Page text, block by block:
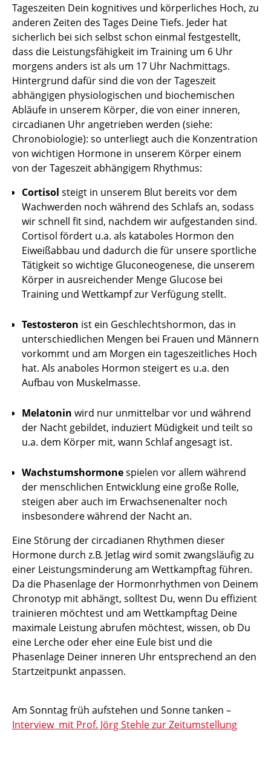
Tageszeiten Dein kognitives und körperliches Hoch, zu
anderen Zeiten des Tages Deine Tiefs. Jeder hat
sicherlich bei sich selbst schon einmal festgestellt,
dass die Leistungsfähigkeit im Training um 6 Uhr
morgens anders ist als um 17 Uhr Nachmittags.
Hintergrund dafür sind die von der Tageszeit
abhängigen physiologischen und biochemischen
Abläufe in unserem Körper, die von einer inneren,
circadianen Uhr angetrieben werden (siehe:
Chronobiologie): so unterliegt auch die Konzentration
von wichtigen Hormone in unserem Körper einem
von der Tageszeit abhängigem Rhythmus:
Cortisol steigt in unserem Blut bereits vor dem
Wachwerden noch während des Schlafs an, sodass
wir schnell fit sind, nachdem wir aufgestanden sind.
Cortisol fördert u.a. als kataboles Hormon den
Eiweißabbau und dadurch die für unsere sportliche
Tätigkeit so wichtige Gluconeogenese, die unserem
Körper in ausreichender Menge Glucose bei
Training und Wettkampf zur Verfügung stellt.
Testosteron ist ein Geschlechtshormon, das in
unterschiedlichen Mengen bei Frauen und Männern
vorkommt und am Morgen ein tageszeitliches Hoch
hat. Als anaboles Hormon steigert es u.a. den
Aufbau von Muskelmasse.
Melatonin wird nur unmittelbar vor und während
der Nacht gebildet, induziert Müdigkeit und teilt so
u.a. dem Körper mit, wann Schlaf angesagt ist.
Wachstumshormonespielen vor allem während
der menschlichen Entwicklung eine große Rolle,
steigen aber auch im Erwachsenenalter noch
insbesondere während der Nacht an.
Eine Störung der circadianen Rhythmen dieser
Hormone durch z.B. Jetlag wird somit zwangsläufig zu
einer Leistungsminderung am Wettkampftag führen.
Da die Phasenlage der Hormonrhythmen von Deinem
Chronotyp mit abhängt, solltest Du, wenn Du effizient
trainieren möchtest und am Wettkampftag Deine
maximale Leistung abrufen möchtest, wissen, ob Du
eine Lerche oder eher eine Eule bist und die
Phasenlage Deiner inneren Uhr entsprechend an den
Startzeitpunkt anpassen.
Am Sonntag früh aufstehen und Sonne tanken –
Interview mit Prof. Jörg Stehle zur Zeitumstellung